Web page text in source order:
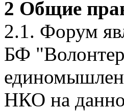
2 Общие
2.1. Форум
БФ
НКО на